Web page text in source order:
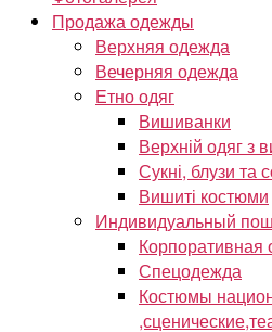
Продажа одежды
Верхняя одежда
Вечерняя одежда
Етно одяг
Вишиванки
Верхній одяг з
Сукні, блузи та
Вишиті костюми
Индивидуальный
Корпоративная
Спецодежда
Костюмы